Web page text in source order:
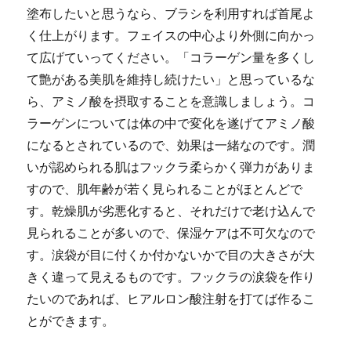
塗布したいと思うなら、ブラシを利用すれば首尾よ
く仕上がります。フェイスの中心より外側に向かっ
て広げていってください。「コラーゲン量を多くし
て艶がある美肌を維持し続けたい」と思っているな
ら、アミノ酸を摂取することを意識しましょう。コ
ラーゲンについては体の中で変化を遂げてアミノ酸
になるとされているので、効果は一緒なのです。潤
いが認められる肌はフックラ柔らかく弾力がありま
すので、肌年齢が若く見られることがほとんどで
す。乾燥肌が劣悪化すると、それだけで老け込んで
見られることが多いので、保湿ケアは不可欠なので
す。涙袋が目に付くか付かないかで目の大きさが大
きく違って見えるものです。フックラの涙袋を作り
たいのであれば、ヒアルロン酸注射を打てば作るこ
とができます。